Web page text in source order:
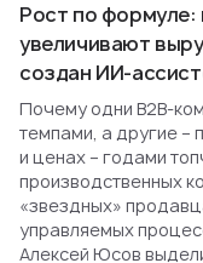
Рост по формуле:
увеличивают
создан ИИ-
Почему одни B2B-
темпами, а другие –
и ценах – годами
производственных
«звездных»
управляемых
Алексей Юсов